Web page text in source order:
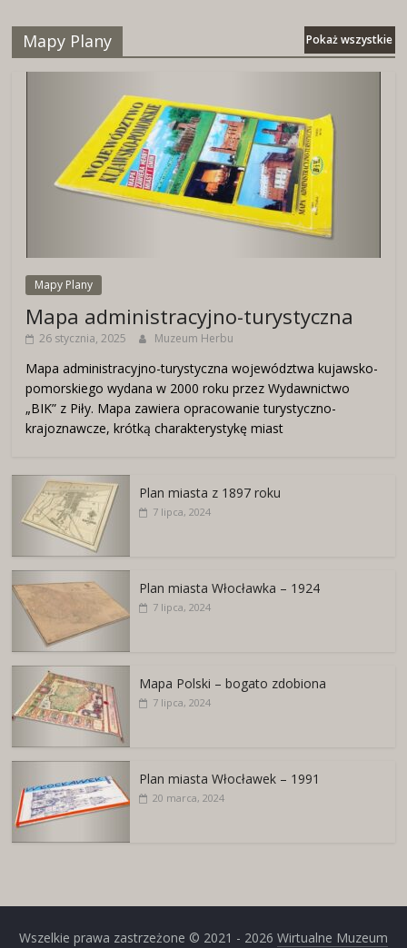
Mapy Plany Pokaż wszystkie
Mapy Plany
Mapa administracyjno-turystyczna
26 stycznia, 2025 Muzeum Herbu
Mapa administracyjno-turystyczna województwa kujawsko-
pomorskiego wydana w 2000 roku przez Wydawnictwo
„BIK” z Piły. Mapa zawiera opracowanie turystyczno-
krajoznawcze, krótką charakterystykę miast
Plan miasta z 1897 roku
7 lipca, 2024
Plan miasta Włocławka – 1924
7 lipca, 2024
Mapa Polski – bogato zdobiona
7 lipca, 2024
Plan miasta Włocławek – 1991
20 marca, 2024
Wszelkie prawa zastrzeżone © 2021 - 2026 Wirtualne Muzeum